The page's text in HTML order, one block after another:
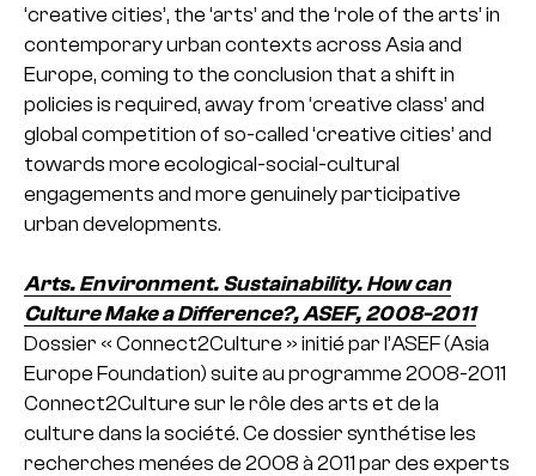
‘creative cities’, the ‘arts’ and the ‘role of the arts’ in
contemporary urban contexts across Asia and
Europe, coming to the conclusion that a shift in
policies is required, away from ‘creative class’ and
global competition of so-called ‘creative cities’ and
towards more ecological-social-cultural
engagements and more genuinely participative
urban developments.
Arts. Environment. Sustainability. How can
Culture Make a Difference?, ASEF, 2008-2011
Dossier « Connect2Culture » initié par l’ASEF (Asia
Europe Foundation) suite au programme 2008-2011
Connect2Culture sur le rôle des arts et de la
culture dans la société. Ce dossier synthétise les
recherches menées de 2008 à 2011 par des experts